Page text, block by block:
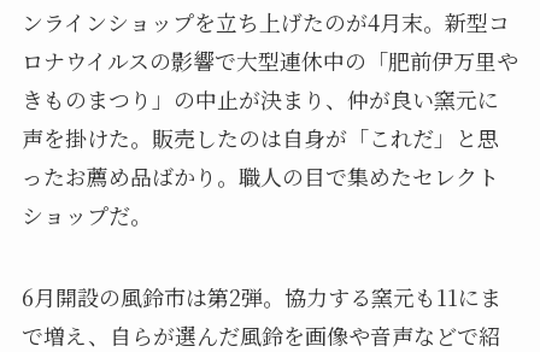
ンラインショップを立ち上げたのが4月末。新型コ
ロナウイルスの影響で大型連休中の「肥前伊万里や
きものまつり」の中止が決まり、仲が良い窯元に
声を掛けた。販売したのは自身が「これだ」と思
ったお薦め品ばかり。職人の目で集めたセレクト
ショップだ。
6月開設の風鈴市は第2弾。協力する窯元も11にま
で増え、自らが選んだ風鈴を画像や音声などで紹